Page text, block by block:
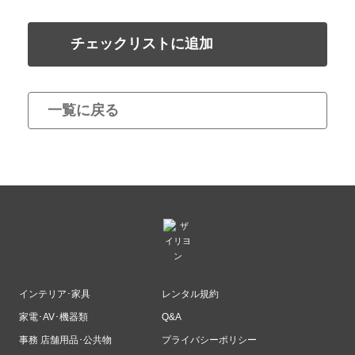
チェックリストに追加
一覧に戻る
インテリア･家具
家電･AV･機器類
事務 店舗用品･公共物
レンタル規約
Q&A
プライバシーポリシー